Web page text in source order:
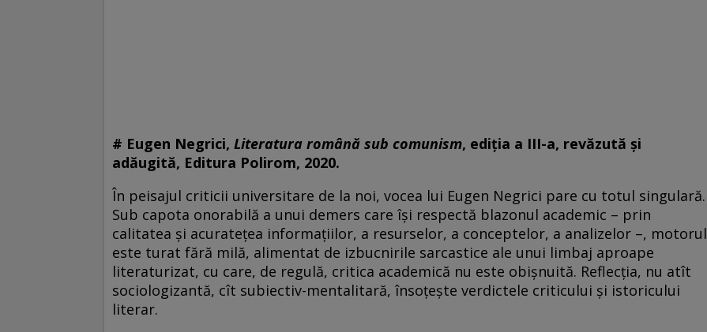
# Eugen Negrici, Literatura română sub comunism, ediţia a III-a, revăzută şi
adăugită, Editura Polirom, 2020.
În peisajul criticii universitare de la noi, vocea lui Eugen Negrici pare cu totul singulară.
Sub capota onorabilă a unui demers care îşi respectă blazonul academic – prin
calitatea şi acurateţea informaţiilor, a resurselor, a conceptelor, a analizelor –, motorul
este turat fără milă, alimentat de izbucnirile sarcastice ale unui limbaj aproape
literaturizat, cu care, de regulă, critica academică nu este obişnuită. Reflecţia, nu atît
sociologizantă, cît subiectiv-mentalitară, însoţeşte verdictele criticului şi istoricului
literar.